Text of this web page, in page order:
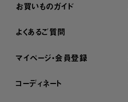
お買いものガイド
よくあるご質問
マイページ・会員登録
コーディネート